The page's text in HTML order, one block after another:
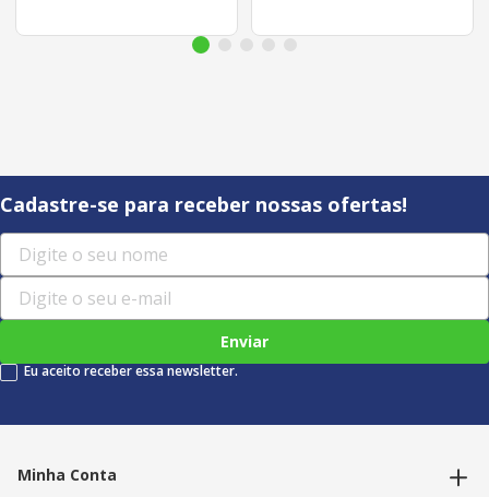
Cadastre-se para receber nossas ofertas!
Enviar
Eu aceito receber essa newsletter.
Minha Conta